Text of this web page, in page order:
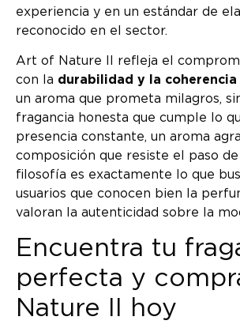
experiencia y en un estándar de
reconocido en el sector.
Art of Nature II refleja el
con la durabilidad y la
un aroma que prometa milagros,
fragancia honesta que cumple lo
presencia constante, un aroma
composición que resiste el paso de
filosofía es exactamente lo que
usuarios que conocen bien la
valoran la autenticidad sobre la
Encuentra tu
perfecta y
Nature II hoy